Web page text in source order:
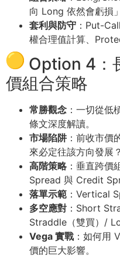
向 Long 依然會虧損
套利與防守 ：Put-
權合理值計算、
Option 4：
價組合策略
常勝觀念 ：一切從
條文深度解讀。
市場陷阱 ：前收市價
來必定往該方向發展？
高階策略：垂直跨價
Spread 與 Credit
落單示範 ：Vertical
多空應對 ：Short
Straddle（雙買）/
Vega 實戰 ：如何用
價的巨大影響。